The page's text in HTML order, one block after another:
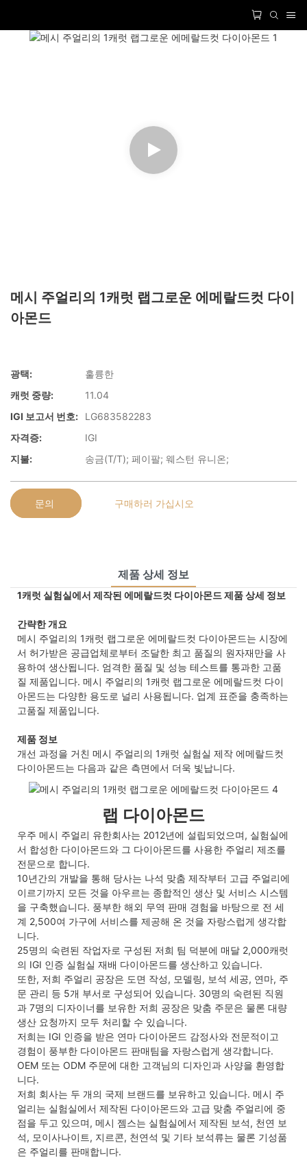
메시 주얼리의 1캐럿 랩그로운 에메랄드컷 다이
아몬드
광택:
훌륭한
캐럿 중량:
11.04
IGI 보고서 번호:
LG683582283
자격증:
IGI
지불:
송금(T/T); 페이팔; 웨스턴 유니온;
문의 구매하러 가십시오
제품 상세 정보
1캐럿 실험실에서 제작된 에메랄드컷 다이아몬드 제품 상세 정보
간략한 개요
메시 주얼리의 1캐럿 랩그로운 에메랄드컷 다이아몬드는 시장에
서 허가받은 공급업체로부터 조달한 최고 품질의 원자재만을 사
용하여 생산됩니다. 엄격한 품질 및 성능 테스트를 통과한 고품
질 제품입니다. 메시 주얼리의 1캐럿 랩그로운 에메랄드컷 다이
아몬드는 다양한 용도로 널리 사용됩니다. 업계 표준을 충족하는
고품질 제품입니다.
제품 정보
개선 과정을 거친 메시 주얼리의 1캐럿 실험실 제작 에메랄드컷
다이아몬드는 다음과 같은 측면에서 더욱 빛납니다.
랩 다이아몬드
우주 메시 주얼리 유한회사는 2012년에 설립되었으며, 실험실에
서 합성한 다이아몬드와 그 다이아몬드를 사용한 주얼리 제조를
전문으로 합니다.
10년간의 개발을 통해 당사는 나석 맞춤 제작부터 고급 주얼리에
이르기까지 모든 것을 아우르는 종합적인 생산 및 서비스 시스템
을 구축했습니다. 풍부한 해외 무역 판매 경험을 바탕으로 전 세
계 2,500여 가구에 서비스를 제공해 온 것을 자랑스럽게 생각합
니다.
25명의 숙련된 작업자로 구성된 저희 팀 덕분에 매달 2,000캐럿
의 IGI 인증 실험실 재배 다이아몬드를 생산하고 있습니다.
또한, 저희 주얼리 공장은 도면 작성, 모델링, 보석 세공, 연마, 주
문 관리 등 5개 부서로 구성되어 있습니다. 30명의 숙련된 직원
과 7명의 디자이너를 보유한 저희 공장은 맞춤 주문은 물론 대량
생산 요청까지 모두 처리할 수 있습니다.
저희는 IGI 인증을 받은 연마 다이아몬드 감정사와 전문적이고
경험이 풍부한 다이아몬드 판매팀을 자랑스럽게 생각합니다.
OEM 또는 ODM 주문에 대한 고객님의 디자인과 사양을 환영합
니다.
저희 회사는 두 개의 국제 브랜드를 보유하고 있습니다. 메시 주
얼리는 실험실에서 제작된 다이아몬드와 고급 맞춤 주얼리에 중
점을 두고 있으며, 메시 젬스는 실험실에서 제작된 보석, 천연 보
석, 모이사나이트, 지르콘, 천연석 및 기타 보석류는 물론 기성품
은 주얼리를 판매합니다.